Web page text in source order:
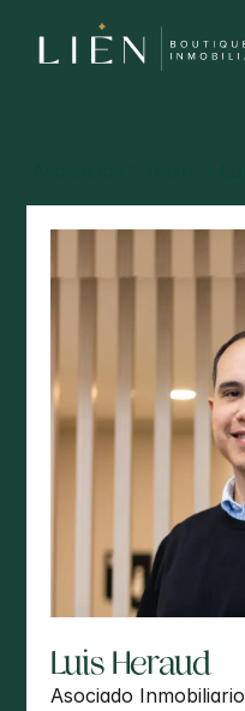
Luis Heraud
Asociado Inmobiliario